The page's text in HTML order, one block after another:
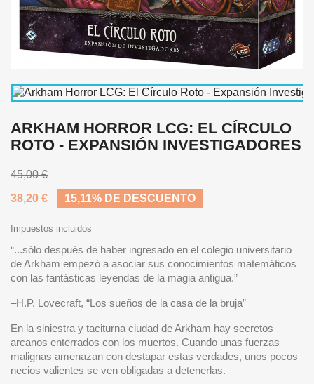
ARKHAM HORROR LCG: EL CÍRCULO
ROTO - EXPANSIÓN INVESTIGADORES
45,00 €
38,20 €
15,11% DE DESCUENTO
Impuestos incluidos
“...sólo después de haber ingresado en el colegio universitario
de Arkham empezó a asociar sus conocimientos matemáticos
con las fantásticas leyendas de la magia antigua.”
–H.P. Lovecraft, “Los sueños de la casa de la bruja”
En la siniestra y taciturna ciudad de Arkham hay secretos
arcanos enterrados con los muertos. Cuando unas fuerzas
malignas amenazan con destapar estas verdades, unos pocos
necios valientes se ven obligadas a detenerlas.